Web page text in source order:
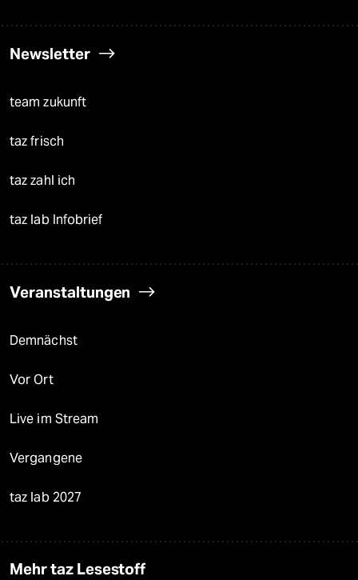
Newsletter
team zukunft
taz frisch
taz zahl ich
taz lab Infobrief
Veranstaltungen
Demnächst
Vor Ort
Live im Stream
Vergangene
taz lab 2027
Mehr taz Lesestoff